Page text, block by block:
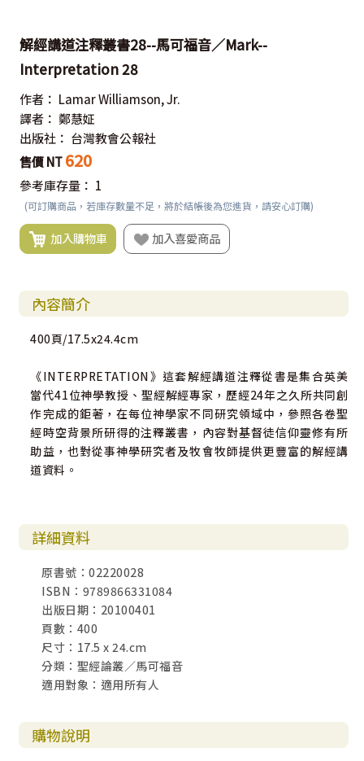
解經講道注釋叢書28--馬可福音／Mark--
Interpretation 28
作者： Lamar Williamson, Jr.
譯者： 鄭慧姃
出版社： 台灣教會公報社
售價 NT 620
參考庫存量： 1
(可訂購商品，若庫存數量不足，將於結帳後為您進貨，請安心訂購)
加入購物車 加入喜愛商品
內容簡介
400頁/17.5x24.4cm
《INTERPRETATION》這套解經講道注釋從書是集合英美
當代41位神學教授、聖經解經專家，歷經24年之久所共同創
作完成的鉅著，在每位神學家不同研究領域中，參照各卷聖
經時空背景所研得的注釋叢書，內容對基督徒信仰靈修有所
助益，也對從事神學研究者及牧會牧師提供更豐富的解經講
道資料。
詳細資料
原書號：02220028
ISBN：9789866331084
出版日期：20100401
頁數：400
尺寸：17.5 x 24.cm
分類：聖經論叢／馬可福音
適用對象：適用所有人
購物說明